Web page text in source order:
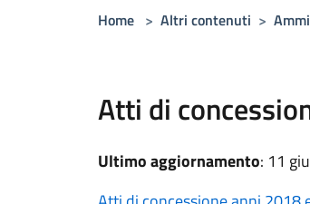
Home > Altri contenuti >
Atti di
Ultimo aggiornamento: 11